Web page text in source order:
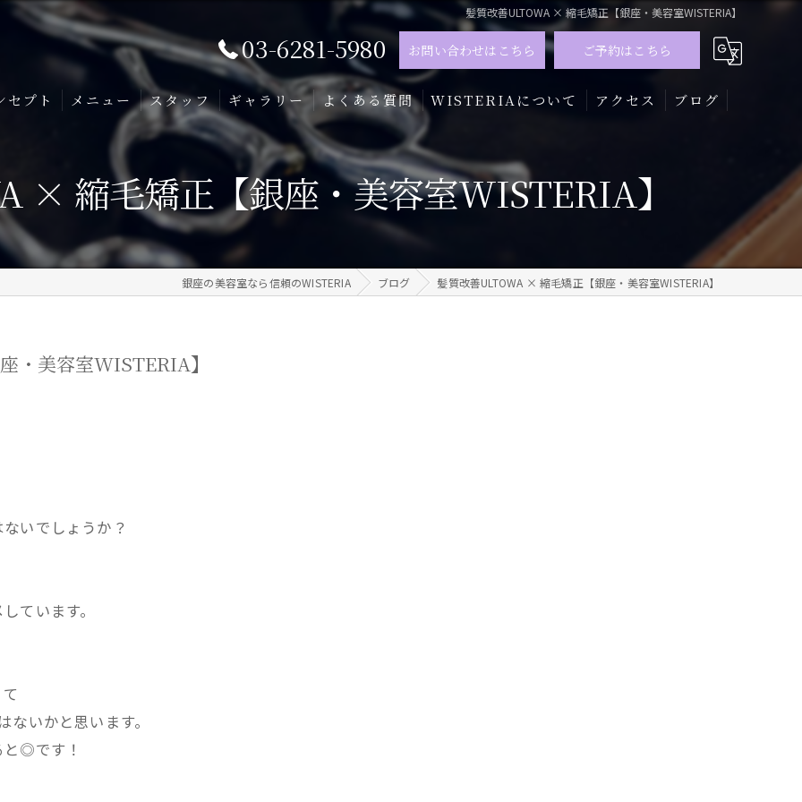
髪質改善ULTOWA × 縮毛矯正【銀座・美容室WISTERIA】
03-6281-5980 お問い合わせはこちら ご予約はこちら
セプト メニュー スタッフ ギャラリー よくある質問 WISTERIAについて
髪質改善
トリートメント
メンズ
アクセス ブログ
× 縮毛矯正【銀座・美容室WISTERIA】
銀座の美容室なら信頼のWISTERIA ブログ 髪質改善ULTOWA × 縮毛矯正【銀座・美容室WISTERIA】
・美容室WISTERIA】
いでしょうか？
ています。
いかと思います。
◎です！